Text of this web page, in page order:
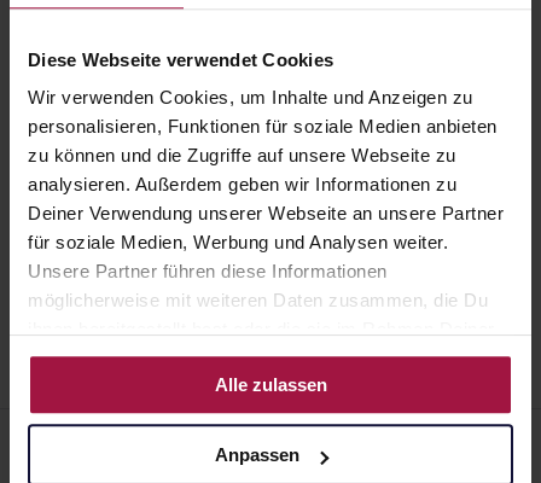
Diese Webseite verwendet Cookies
Wir verwenden Cookies, um Inhalte und Anzeigen zu
personalisieren, Funktionen für soziale Medien anbieten
zu können und die Zugriffe auf unsere Webseite zu
analysieren. Außerdem geben wir Informationen zu
Deiner Verwendung unserer Webseite an unsere Partner
für soziale Medien, Werbung und Analysen weiter.
Unsere Partner führen diese Informationen
möglicherweise mit weiteren Daten zusammen, die Du
Nutzung der Dienste gesammelt haben.
Alle zulassen
Anpassen
verordnet worden, sprechen Sie mit Ihrem Arzt oder
Apotheker. Der therapeutische Nutzen kann höher
sein, als das Risiko, das die Anwendung bei einer
Gegenanzeige in sich birgt.
auftreten.
13,32€ 1, 3
FOLSÄURE LOMAPHARM 5
mg Tabletten
20 St. • 0,16 € / St.
Pflichtangaben und Details
3,27 1, 3